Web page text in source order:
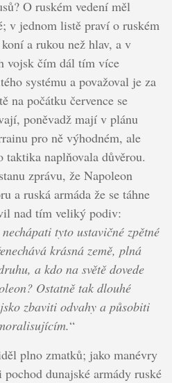
O ruském vedení měl
v jednom listě praví o ruském
a rukou než hlav, a v
vojsk čím dál tím více
systému a považoval je za
na počátku července se
poněvadž mají v plánu
pro ně výhodném, ale
naplňovala důvěrou.
zprávu, že Napoleon
a ruská armáda že se táhne
nad tím veliký podiv:
tyto ustavičné zpětné
krásná země, plná
a kdo na světě dovede
Ostatně tak dlouhé
zbaviti odvahy a působiti
“
plno zmatků; jako manévry
dunajské armády ruské